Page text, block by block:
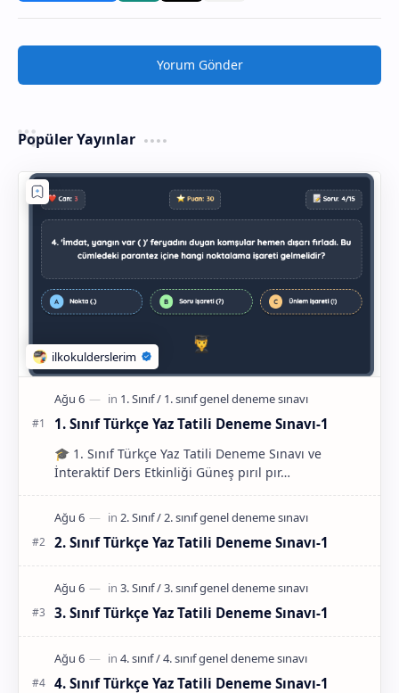
Yorum Gönder
Popüler Yayınlar
1. Sınıf Türkçe Yaz Tatili Deneme Sınavı-1
🎓 1. Sınıf Türkçe Yaz Tatili Deneme Sınavı ve
İnteraktif Ders Etkinliği Güneş pırıl pır…
2. Sınıf Türkçe Yaz Tatili Deneme Sınavı-1
3. Sınıf Türkçe Yaz Tatili Deneme Sınavı-1
4. Sınıf Türkçe Yaz Tatili Deneme Sınavı-1